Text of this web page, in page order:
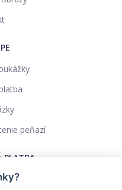
peňazí
PLATBA